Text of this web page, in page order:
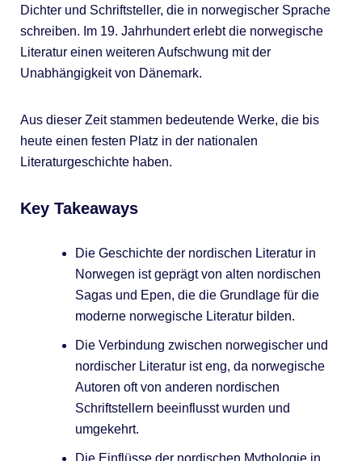
Dichter und Schriftsteller, die in norwegischer Sprache
schreiben. Im 19. Jahrhundert erlebt die norwegische
Literatur einen weiteren Aufschwung mit der
Unabhängigkeit von Dänemark.
Aus dieser Zeit stammen bedeutende Werke, die bis
heute einen festen Platz in der nationalen
Literaturgeschichte haben.
Key Takeaways
Die Geschichte der nordischen Literatur in
Norwegen ist geprägt von alten nordischen
Sagas und Epen, die die Grundlage für die
moderne norwegische Literatur bilden.
Die Verbindung zwischen norwegischer und
nordischer Literatur ist eng, da norwegische
Autoren oft von anderen nordischen
Schriftstellern beeinflusst wurden und
umgekehrt.
Die Einflüsse der nordischen Mythologie in